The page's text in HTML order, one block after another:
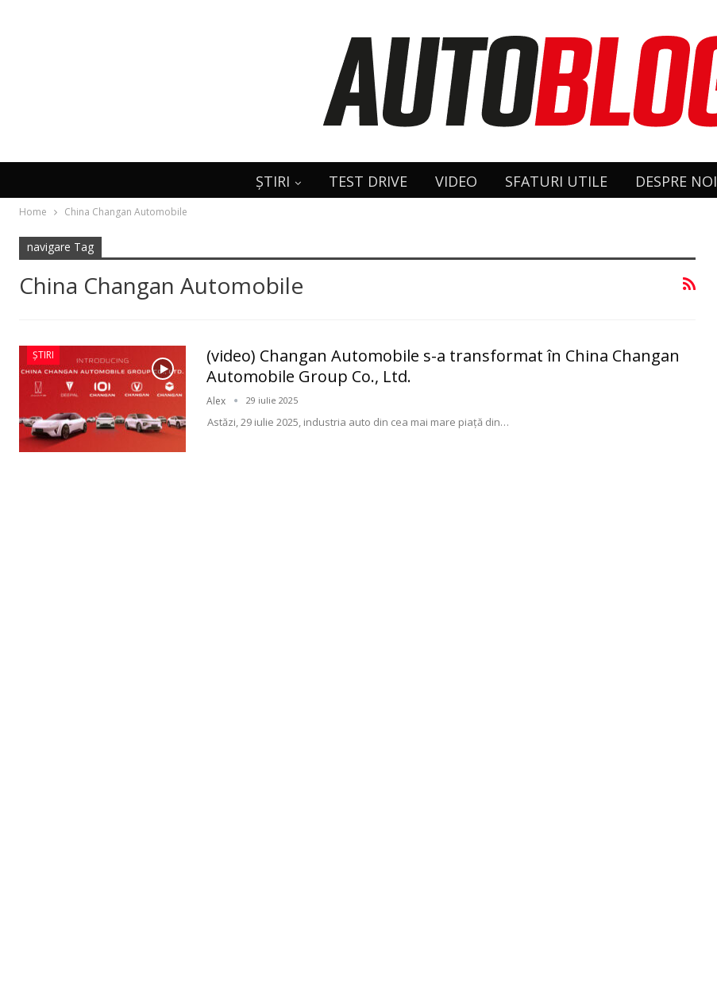
ȘTIRI TEST DRIVE VIDEO SFATURI UTILE DESPRE NOI
Home China Changan Automobile
navigare Tag
China Changan Automobile
ȘTIRI
(video) Changan Automobile s-a transformat în China Changan
Automobile Group Co., Ltd.
Alex 29 iulie 2025
Astăzi, 29 iulie 2025, industria auto din cea mai mare piață din…